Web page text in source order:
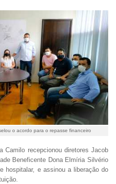
o acordo para o repasse financeiro
Camilo recepcionou diretores Jacob
Beneficente Dona Elmíria Silvério
hospitalar, e assinou a liberação do